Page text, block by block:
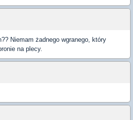
Niemam żadnego wgranego, który
na plecy.